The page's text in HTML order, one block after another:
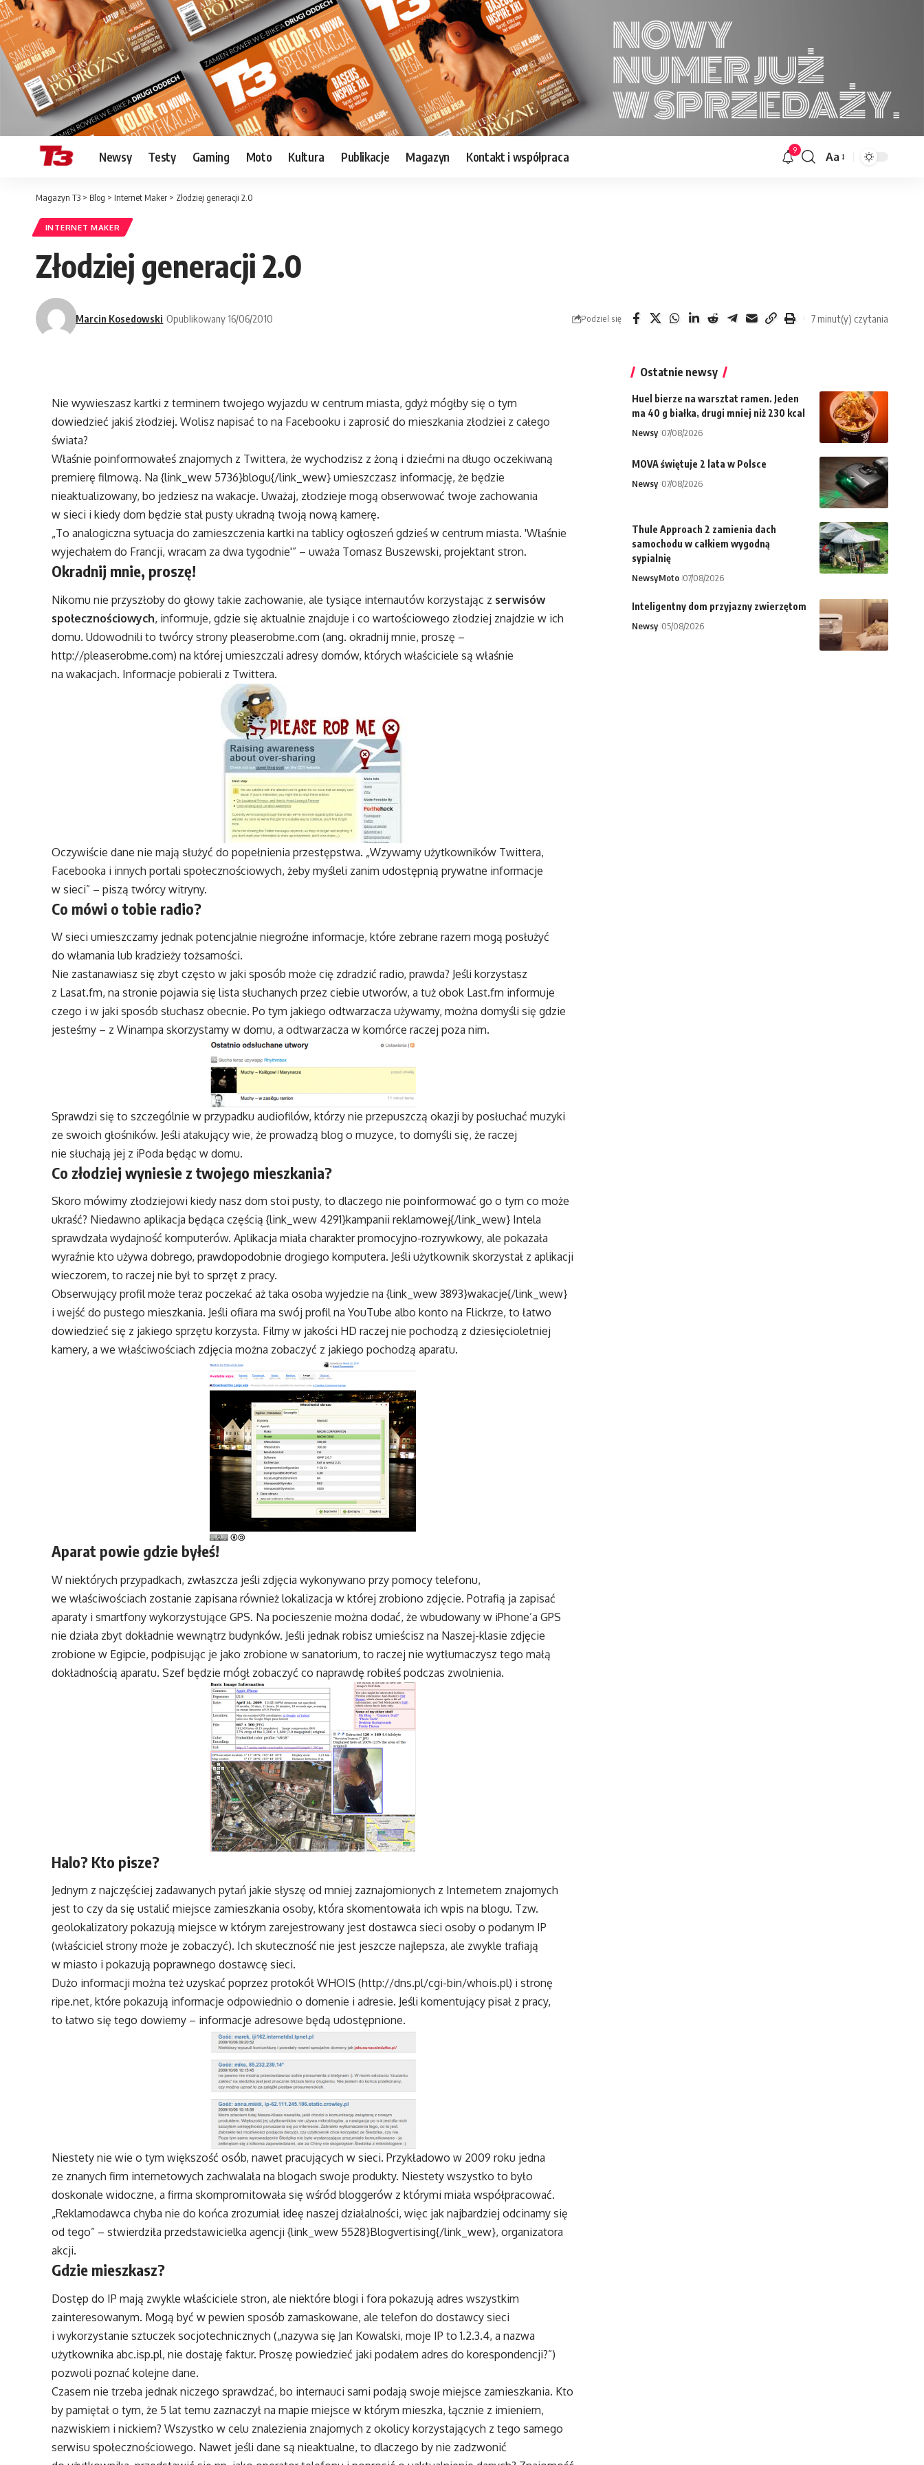
Newsy Testy Gaming Moto Kultura Publikacje Magazyn Kontakt i współpraca 9
Font
Aa
Magazyn T3 > Blog > Internet Maker > Złodziej generacji 2.0
INTERNET MAKER
Złodziej generacji 2.0
Marcin Kosedowski Opublikowany 16/06/2010 Podziel się 7 minut(y) czytania
Nie wywieszasz kartki z terminem twojego wyjazdu w centrum miasta, gdyż mógłby się o tym
dowiedzieć jakiś złodziej. Wolisz napisać to na Facebooku i zaprosić do mieszkania złodziei z całego
świata?
Właśnie poinformowałeś znajomych z Twittera, że wychodzisz z żoną i dziećmi na długo oczekiwaną
premierę filmową. Na {link_wew 5736}blogu{/link_wew} umieszczasz informację, że będzie
nieaktualizowany, bo jedziesz na wakacje. Uważaj, złodzieje mogą obserwować twoje zachowania
w sieci i kiedy dom będzie stał pusty ukradną twoją nową kamerę.
„To analogiczna sytuacja do zamieszczenia kartki na tablicy ogłoszeń gdzieś w centrum miasta. 'Właśnie
wyjechałem do Francji, wracam za dwa tygodnie'” – uważa Tomasz Buszewski, projektant stron.
Okradnij mnie, proszę!
Nikomu nie przyszłoby do głowy takie zachowanie, ale tysiące internautów korzystając z serwisów
społecznościowych, informuje, gdzie się aktualnie znajduje i co wartościowego złodziej znajdzie w ich
domu. Udowodnili to twórcy strony pleaserobme.com (ang. okradnij mnie, proszę –
http://pleaserobme.com) na której umieszczali adresy domów, których właściciele są właśnie
na wakacjach. Informacje pobierali z Twittera.
Oczywiście dane nie mają służyć do popełnienia przestępstwa. „Wzywamy użytkowników Twittera,
Facebooka i innych portali społecznościowych, żeby myśleli zanim udostępnią prywatne informacje
w sieci” – piszą twórcy witryny.
Co mówi o tobie radio?
W sieci umieszczamy jednak potencjalnie niegroźne informacje, które zebrane razem mogą posłużyć
do włamania lub kradzieży tożsamości.
Nie zastanawiasz się zbyt często w jaki sposób może cię zdradzić radio, prawda? Jeśli korzystasz
z Lasat.fm, na stronie pojawia się lista słuchanych przez ciebie utworów, a tuż obok Last.fm informuje
czego i w jaki sposób słuchasz obecnie. Po tym jakiego odtwarzacza używamy, można domyśli się gdzie
jesteśmy – z Winampa skorzystamy w domu, a odtwarzacza w komórce raczej poza nim.
Sprawdzi się to szczególnie w przypadku audiofilów, którzy nie przepuszczą okazji by posłuchać muzyki
ze swoich głośników. Jeśli atakujący wie, że prowadzą blog o muzyce, to domyśli się, że raczej
nie słuchają jej z iPoda będąc w domu.
Co złodziej wyniesie z twojego mieszkania?
Skoro mówimy złodziejowi kiedy nasz dom stoi pusty, to dlaczego nie poinformować go o tym co może
ukraść? Niedawno aplikacja będąca częścią {link_wew 4291}kampanii reklamowej{/link_wew} Intela
sprawdzała wydajność komputerów. Aplikacja miała charakter promocyjno-rozrywkowy, ale pokazała
wyraźnie kto używa dobrego, prawdopodobnie drogiego komputera. Jeśli użytkownik skorzystał z aplikacji
wieczorem, to raczej nie był to sprzęt z pracy.
Obserwujący profil może teraz poczekać aż taka osoba wyjedzie na {link_wew 3893}wakacje{/link_wew}
i wejść do pustego mieszkania. Jeśli ofiara ma swój profil na YouTube albo konto na Flickrze, to łatwo
dowiedzieć się z jakiego sprzętu korzysta. Filmy w jakości HD raczej nie pochodzą z dziesięcioletniej
kamery, a we właściwościach zdjęcia można zobaczyć z jakiego pochodzą aparatu.
Aparat powie gdzie byłeś!
W niektórych przypadkach, zwłaszcza jeśli zdjęcia wykonywano przy pomocy telefonu,
we właściwościach zostanie zapisana również lokalizacja w której zrobiono zdjęcie. Potrafią ja zapisać
aparaty i smartfony wykorzystujące GPS. Na pocieszenie można dodać, że wbudowany w iPhone’a GPS
nie działa zbyt dokładnie wewnątrz budynków. Jeśli jednak robisz umieścisz na Naszej-klasie zdjęcie
zrobione w Egipcie, podpisując je jako zrobione w sanatorium, to raczej nie wytłumaczysz tego małą
dokładnością aparatu. Szef będzie mógł zobaczyć co naprawdę robiłeś podczas zwolnienia.
Halo? Kto pisze?
Jednym z najczęściej zadawanych pytań jakie słyszę od mniej zaznajomionych z Internetem znajomych
jest to czy da się ustalić miejsce zamieszkania osoby, która skomentowała ich wpis na blogu. Tzw.
geolokalizatory pokazują miejsce w którym zarejestrowany jest dostawca sieci osoby o podanym IP
(właściciel strony może je zobaczyć). Ich skuteczność nie jest jeszcze najlepsza, ale zwykle trafiają
w miasto i pokazują poprawnego dostawcę sieci.
Dużo informacji można też uzyskać poprzez protokół WHOIS (http://dns.pl/cgi-bin/whois.pl) i stronę
ripe.net, które pokazują informacje odpowiednio o domenie i adresie. Jeśli komentujący pisał z pracy,
to łatwo się tego dowiemy – informacje adresowe będą udostępnione.
Niestety nie wie o tym większość osób, nawet pracujących w sieci. Przykładowo w 2009 roku jedna
ze znanych firm internetowych zachwalała na blogach swoje produkty. Niestety wszystko to było
doskonale widoczne, a firma skompromitowała się wśród bloggerów z którymi miała współpracować.
„Reklamodawca chyba nie do końca zrozumiał ideę naszej działalności, więc jak najbardziej odcinamy się
od tego” – stwierdziła przedstawicielka agencji {link_wew 5528}Blogvertising{/link_wew}, organizatora
akcji.
Gdzie mieszkasz?
Dostęp do IP mają zwykle właściciele stron, ale niektóre blogi i fora pokazują adres wszystkim
zainteresowanym. Mogą być w pewien sposób zamaskowane, ale telefon do dostawcy sieci
i wykorzystanie sztuczek socjotechnicznych („nazywa się Jan Kowalski, moje IP to 1.2.3.4, a nazwa
użytkownika abc.isp.pl, nie dostaję faktur. Proszę powiedzieć jaki podałem adres do korespondencji?”)
pozwoli poznać kolejne dane.
Czasem nie trzeba jednak niczego sprawdzać, bo internauci sami podają swoje miejsce zamieszkania. Kto
by pamiętał o tym, że 5 lat temu zaznaczył na mapie miejsce w którym mieszka, łącznie z imieniem,
nazwiskiem i nickiem? Wszystko w celu znalezienia znajomych z okolicy korzystających z tego samego
serwisu społecznościowego. Nawet jeśli dane są nieaktualne, to dlaczego by nie zadzwonić
Ostatnie newsy
Huel bierze na warsztat ramen. Jeden
ma 40 g białka, drugi mniej niż 230 kcal
Newsy 07/08/2026
MOVA świętuje 2 lata w Polsce
Newsy 07/08/2026
Thule Approach 2 zamienia dach
samochodu w całkiem wygodną
sypialnię
NewsyMoto 07/08/2026
Inteligentny dom przyjazny zwierzętom
Newsy 05/08/2026